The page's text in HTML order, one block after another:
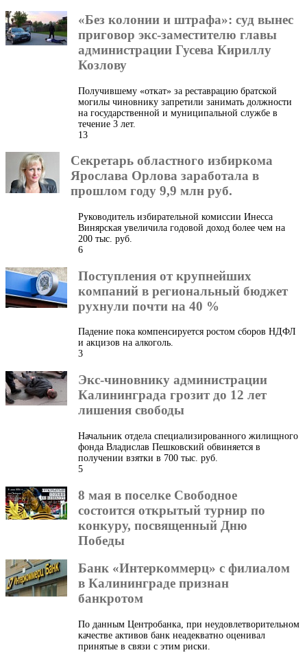
«Без колонии и штрафа»: суд вынес
приговор экс-заместителю главы
администрации Гусева Кириллу
Козлову
Получившему «откат» за реставрацию братской
могилы чиновнику запретили занимать должности
на государственной и муниципальной службе в
течение 3 лет.
13
Секретарь областного избиркома
Ярослава Орлова заработала в
прошлом году 9,9 млн руб.
Руководитель избирательной комиссии Инесса
Винярская увеличила годовой доход более чем на
200 тыс. руб.
6
Поступления от крупнейших
компаний в региональный бюджет
рухнули почти на 40 %
Падение пока компенсируется ростом сборов НДФЛ
и акцизов на алкоголь.
3
Экс-чиновнику администрации
Калининграда грозит до 12 лет
лишения свободы
Начальник отдела специализированного жилищного
фонда Владислав Пешковский обвиняется в
получении взятки в 700 тыс. руб.
5
8 мая в поселке Свободное
состоится открытый турнир по
конкуру, посвященный Дню
Победы
Банк «Интеркоммерц» с филиалом
в Калининграде признан
банкротом
По данным Центробанка, при неудовлетворительном
качестве активов банк неадекватно оценивал
принятые в связи с этим риски.